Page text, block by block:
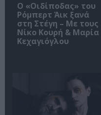
O «Οιδίποδας» του
Ρόμπερτ Άικ ξανά
στη Στέγη – Με τους
Νίκο Κουρή & Μαρία
Κεχαγιόγλου